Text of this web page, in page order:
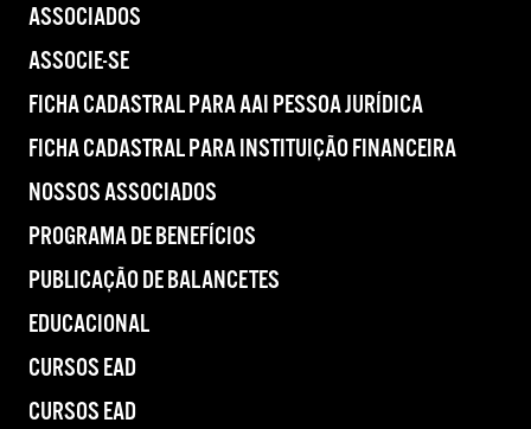
ASSOCIADOS
ASSOCIE-SE
FICHA CADASTRAL PARA AAI PESSOA JURÍDICA
FICHA CADASTRAL PARA INSTITUIÇÃO FINANCEIRA
NOSSOS ASSOCIADOS
PROGRAMA DE BENEFÍCIOS
PUBLICAÇÃO DE BALANCETES
EDUCACIONAL
CURSOS EAD
CURSOS EAD